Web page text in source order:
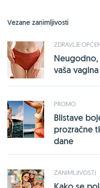
Vezane zanimljivosti
ZDRAVLJE
Neugodno,
vaša
PROMO
Blistave
prozračne
dane
ZANIMLJIVOSTI